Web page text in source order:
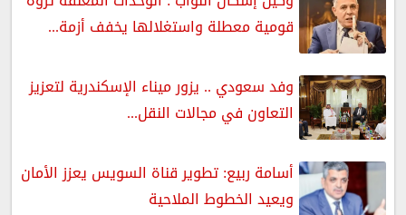
قومية معطلة واستغلالها يخفف أزمة...
وفد سعودي .. يزور ميناء الإسكندرية لتعزيز
التعاون في مجالات النقل...
أسامة ربيع: تطوير قناة السويس يعزز الأمان
ويعيد الخطوط الملاحية